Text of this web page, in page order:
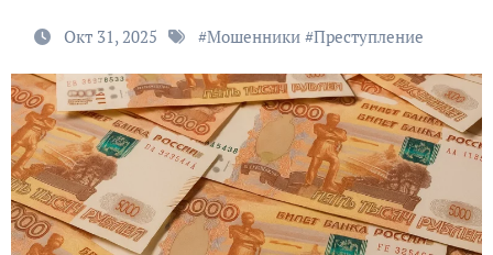
Окт 31, 2025 #Мошенники#Преступление